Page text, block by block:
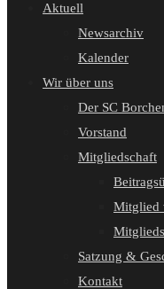
Aktuell
Newsarchiv
Kalender
Wir über uns
Der SC
Vorstand
Mitgliedschaft
Mitglied
Satzung &
Kontakt